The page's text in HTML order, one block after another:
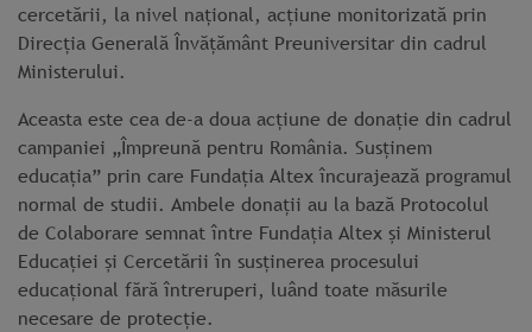
cercetării, la nivel național, acțiune monitorizată prin
Direcția Generală Învățământ Preuniversitar din cadrul
Ministerului.
Aceasta este cea de-a doua acțiune de donație din cadrul
campaniei „Împreună pentru România. Susținem
educația” prin care Fundația Altex încurajează programul
normal de studii. Ambele donații au la bază Protocolul
de Colaborare semnat între Fundația Altex și Ministerul
Educației și Cercetării în susținerea procesului
educațional fără întreruperi, luând toate măsurile
necesare de protecție.